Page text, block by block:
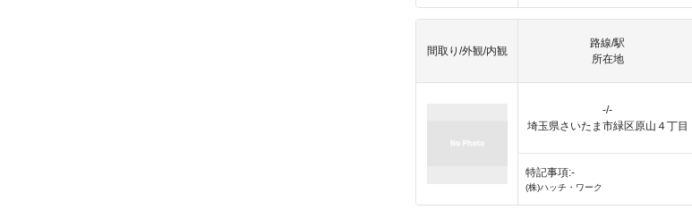
間取り/外観/内観
路線/駅
所在地
-/-
埼玉県さいたま市緑区原山４丁目
特記事項:-
(株)ハッチ・ワーク